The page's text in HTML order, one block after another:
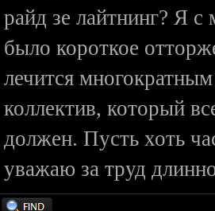
райд зе лайтнинг? Я
было короткое
лечится
коллектив, который
должен. Пусть хоть
уважаю за труд